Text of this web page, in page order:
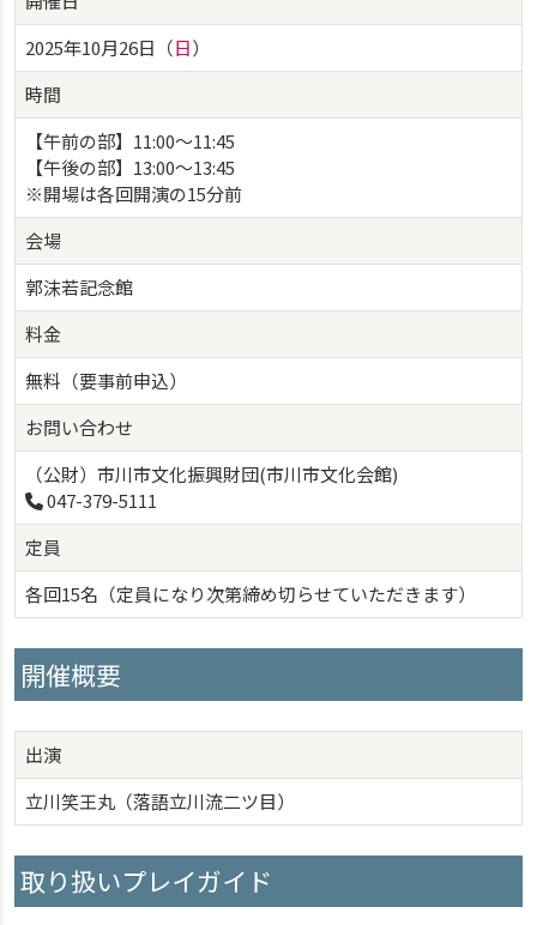
2025年10月26日（日）
時間
【午前の部】11:00～11:45
【午後の部】13:00～13:45
※開場は各回開演の15分前
会場
郭沫若記念館
料金
無料（要事前申込）
お問い合わせ
（公財）市川市文化振興財団(市川市文化会館)
047-379-5111
定員
各回15名（定員になり次第締め切らせていただきます）
開催概要
出演
立川笑王丸（落語立川流二ツ目）
取り扱いプレイガイド